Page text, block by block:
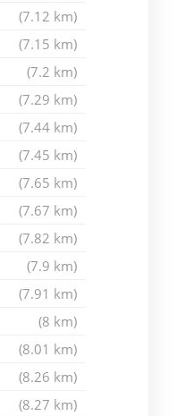
(7.12 km)
(7.15 km)
(7.2 km)
(7.29 km)
(7.44 km)
(7.45 km)
(7.65 km)
(7.67 km)
(7.82 km)
(7.9 km)
(7.91 km)
(8 km)
(8.01 km)
(8.26 km)
(8.27 km)